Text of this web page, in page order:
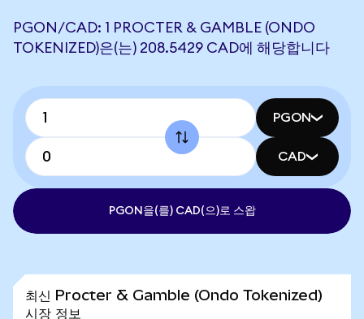
PGON/CAD: 1 PROCTER & GAMBLE (ONDO
TOKENIZED)은(는) 208.5429 CAD에 해당합니다
PGON
CAD
PGON을(를) CAD(으)로 스왑
최신 Procter & Gamble (Ondo Tokenized)
시장 정보